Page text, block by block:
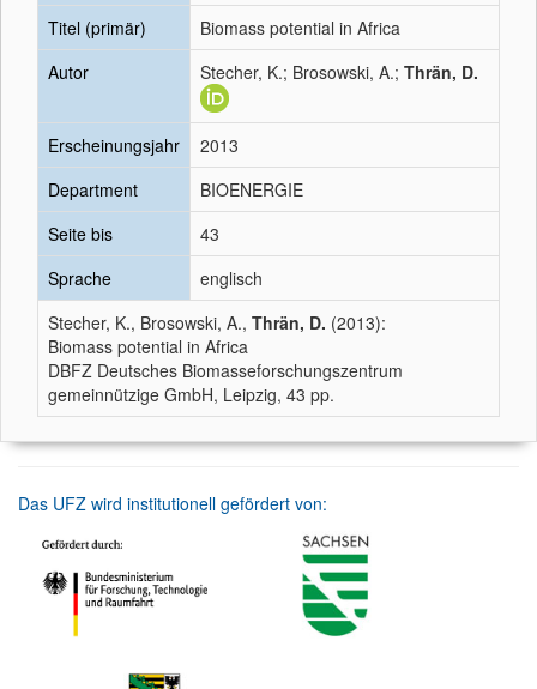
Titel (primär)
Biomass potential in Africa
Autor
Stecher, K.; Brosowski, A.; Thrän, D.
Erscheinungsjahr
2013
Department
BIOENERGIE
Seite bis
43
Sprache
englisch
Stecher, K., Brosowski, A., Thrän, D. (2013):
Biomass potential in Africa
DBFZ Deutsches Biomasseforschungszentrum
gemeinnützige GmbH, Leipzig, 43 pp.
Das UFZ wird institutionell gefördert von: